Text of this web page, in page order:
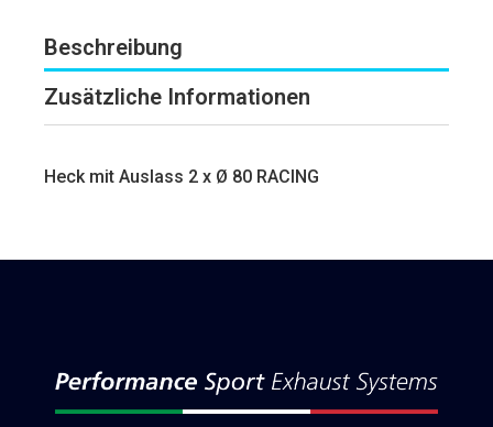
Beschreibung
Zusätzliche Informationen
Heck mit Auslass 2 x Ø 80 RACING